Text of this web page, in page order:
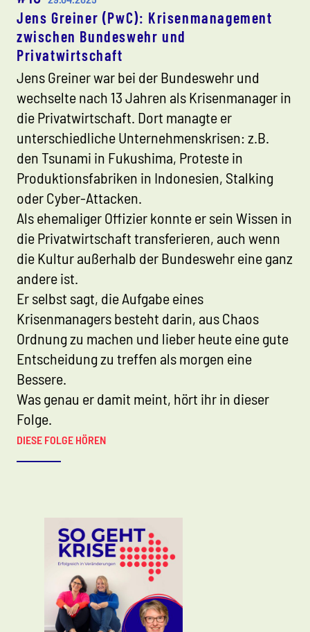
Jens Greiner (PwC): Krisenmanagement
zwischen Bundeswehr und
Privatwirtschaft
Jens Greiner war bei der Bundeswehr und
wechselte nach 13 Jahren als Krisenmanager in
die Privatwirtschaft. Dort managte er
unterschiedliche Unternehmenskrisen: z.B.
den Tsunami in Fukushima, Proteste in
Produktionsfabriken in Indonesien, Stalking
oder Cyber-Attacken.
Als ehemaliger Offizier konnte er sein Wissen in
die Privatwirtschaft transferieren, auch wenn
die Kultur außerhalb der Bundeswehr eine ganz
andere ist.
Er selbst sagt, die Aufgabe eines
Krisenmanagers besteht darin, aus Chaos
Ordnung zu machen und lieber heute eine gute
Entscheidung zu treffen als morgen eine
Bessere.
Was genau er damit meint, hört ihr in dieser
Folge.
DIESE FOLGE HÖREN